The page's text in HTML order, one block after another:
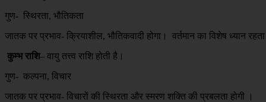
गुण- स्थिरता, भौतिकता
जातक पर प्रभाव- क्रियाशील, भौतिकवादी होगा। वर्तमान का विशेष ध्यान
कुम्भ राशि– वायु तत्त्व राशि होती है।
गुण- कल्पना, विचार
जातक पर प्रभाव- विचारों की स्थिरता और स्मरण शक्ति की प्रबलता होगी ।